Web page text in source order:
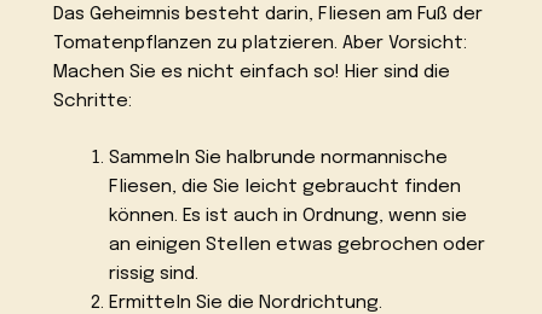
Das Geheimnis besteht darin, Fliesen am Fuß der
Tomatenpflanzen zu platzieren. Aber Vorsicht:
Machen Sie es nicht einfach so! Hier sind die
Schritte:
Sammeln Sie halbrunde normannische
Fliesen, die Sie leicht gebraucht finden
können. Es ist auch in Ordnung, wenn sie
an einigen Stellen etwas gebrochen oder
rissig sind.
Ermitteln Sie die Nordrichtung.